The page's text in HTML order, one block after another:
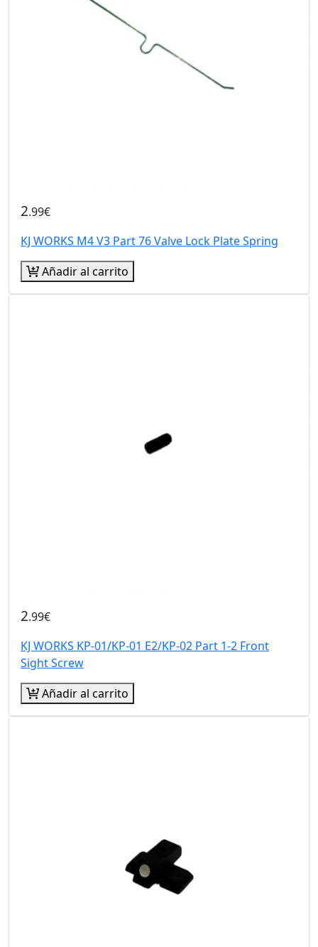
2.99€
KJ WORKS M4 V3 Part 76 Valve Lock Plate Spring
Añadir al carrito
2.99€
KJ WORKS KP-01/KP-01 E2/KP-02 Part 1-2 Front
Sight Screw
Añadir al carrito